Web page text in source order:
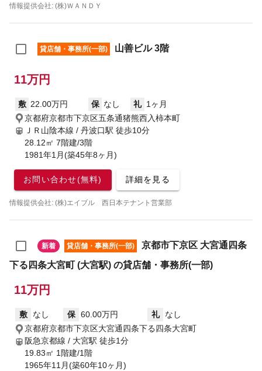
情報提供会社: (株)ＷＡＮＤＹ
貸店舗・事務所(一部) 山善ビル 3階
11万円
敷 22.00万円 保 なし 礼 1ヶ月
京都府京都市下京区五条通猪熊西入柿本町
ＪＲ山陰本線 / 丹波口駅 徒歩10分
28.12㎡ 7階建/3階
1981年1月(築45年8ヶ月)
お問い合わせ(無料) 詳細を見る
情報提供会社: (株)エイブル 西日本テナント営業部
新着 貸店舗・事務所(一部)
京都市下京区 大宮通四条
下る四条大宮町 (大宮駅) の貸店舗・事務所(一部)
11万円
敷 なし 保 60.00万円 礼
なし
京都府京都市下京区大宮通四条下る四条大宮町
阪急京都線 / 大宮駅 徒歩1分
19.83㎡ 1階建/1階
1965年11月(築60年10ヶ月)